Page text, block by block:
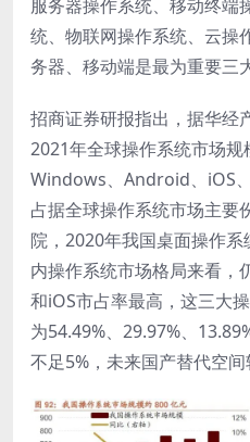
服务器操作系统、移动终端
统、物联网操作系统、云操
务器、移动端是最为重要三
招商证券研报指出，据华经
2021年全球操作系统市场规
Windows、Android、iOS
占据全球操作系统市场主要
院，2020年我国桌面操作
内操作系统市场格局来看
和iOS市占率最高，这三大
为54.49%、29.97%、
不足5%，未来国产替代空间